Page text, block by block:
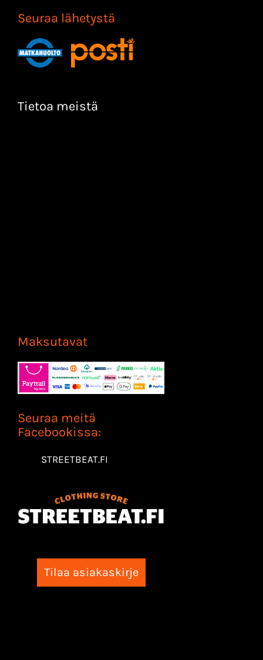
Seuraa lähetystä
Tietoa meistä
Maksutavat
Seuraa meitä
Facebookissa:
STREETBEAT.FI